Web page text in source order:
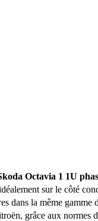
Octavia 1 1U
sur le côté
dans la même
grâce aux normes